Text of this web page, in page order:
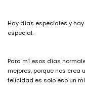
Hay días especiales y
especial.
Para mí esos días
mejores, porque nos crea
felicidad es solo eso un